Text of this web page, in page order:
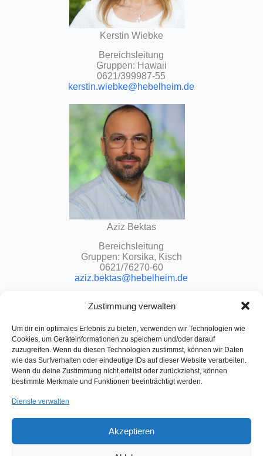
Zustimmung verwalten
Um dir ein optimales Erlebnis zu bieten, verwenden wir Technologien wie
Cookies, um Geräteinformationen zu speichern und/oder darauf
zuzugreifen. Wenn du diesen Technologien zustimmst, können wir Daten
wie das Surfverhalten oder eindeutige IDs auf dieser Website verarbeiten.
Wenn du deine Zustimmung nicht erteilst oder zurückziehst, können
bestimmte Merkmale und Funktionen beeinträchtigt werden.
Dienste verwalten
Akzeptieren
Kerstin Wiebke
Bereichsleitung
Gruppen: Hawaii
0621/399987-55
kerstin.wiebke@hebelheim.de
Aziz Bektas
Bereichsleitung
Gruppen: Korsika, Kisch
0621/76270-60
aziz.bektas@hebelheim.de
Johann-Peter-Hebel-Heim
Evangelische Kinder- und Jugendhilfeeinrichtung
68305 MANNHEIM
E-Mail |info@hebelheim.de